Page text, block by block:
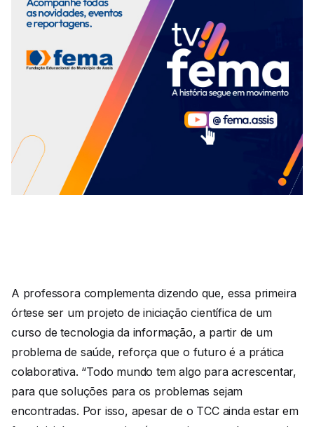
A professora complementa dizendo que, essa primeira
órtese ser um projeto de iniciação científica de um
curso de tecnologia da informação, a partir de um
problema de saúde, reforça que o futuro é a prática
colaborativa. “Todo mundo tem algo para acrescentar,
para que soluções para os problemas sejam
encontradas. Por isso, apesar de o TCC ainda estar em